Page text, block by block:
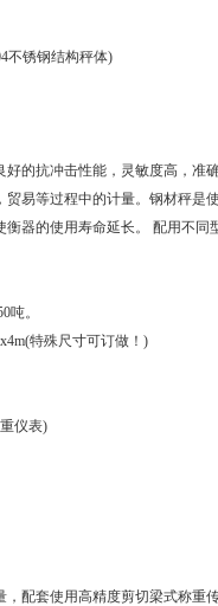
不锈钢结构秤体)
的抗冲击性能，灵敏度高，准
易等过程中的计量。钢材秤是
器的使用寿命延长。 配用不同
吨。
特殊尺寸可订做！)
仪表)
配套使用高精度剪切梁式称重